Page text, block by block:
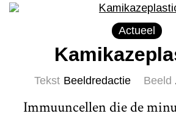
Actueel
Tekst Beeldredactie Beeld
Immuuncellen die de